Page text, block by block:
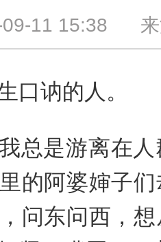
11 15:38 来
口讷的人。
总是游离在
的阿婆婶子
问东问西，